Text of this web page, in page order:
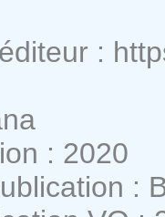
:
: 2020
: